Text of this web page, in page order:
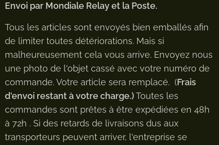
Envoi par Mondiale Relay et la Poste.
Tous les articles sont envoyés bien emballés afin
de limiter toutes détériorations. Mais si
malheureusement cela vous arrive. Envoyez nous
une photo de l'objet cassé avec votre numéro de
commande. Votre article sera remplacé. (Frais
d'envoi restant à votre charge.)Toutes les
commandes sont prêtes à être expédiées en 48h
à 72h . Si des retards de livraisons dus aux
transporteurs peuvent arriver, l'entreprise se